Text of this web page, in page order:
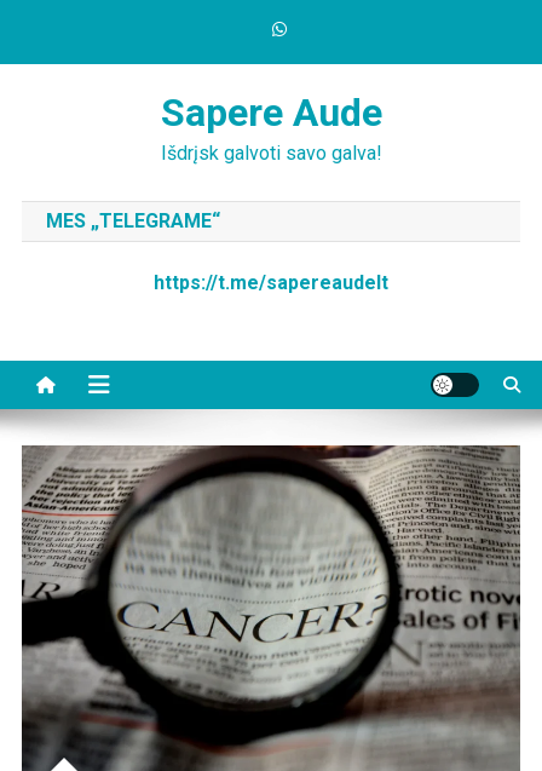
Sapere Aude
Išdrįsk galvoti savo galva!
MES „TELEGRAME“
https://t.me/sapereaudelt